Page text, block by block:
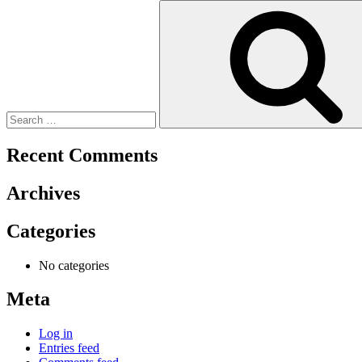
Recent Comments
Archives
Categories
No categories
Meta
Log in
Entries feed